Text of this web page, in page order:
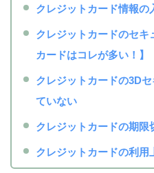
クレジットカード情報の
クレジットカードのセキ
カードはコレが多い！】
クレジットカードの3D
ていない
クレジットカードの期限
クレジットカードの利用